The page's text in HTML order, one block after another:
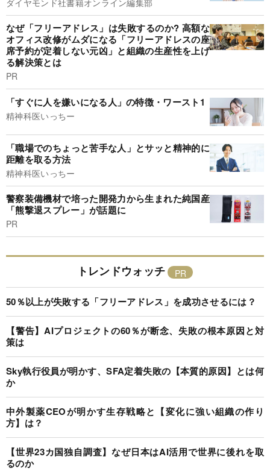
なぜ「フリーアドレス」は失敗するのか? 高額な
オフィス改修がムダになる「フリーアドレスの座
席予約が定着しない元凶」と組織の生産性を上げ
る解決策とは
PR
「すぐに人を嫌いになる人」の特徴・ワースト1
精神科医いっちー
「職場でのちょっと苦手な人」とサッと精神的に
距離を取る方法
精神科医いっちー
警察装備機材で培った開発力から生まれた純国産
「熊撃退スプレー」が話題に
PR
トレンドウォッチ
50％以上が失敗する「フリーアドレス」を成功させるには？
【警告】AIプロジェクトの60％が断念、失敗の根本原因と対
策は
Sky執行役員が明かす、SFA定着失敗の【本質的原因】とは何
か
中外製薬CEOが明かす生存戦略と【変化に強い組織の作り
方】は？
【世界23カ国独自調査】なぜ日本はAI活用で世界に後れを取
るのか